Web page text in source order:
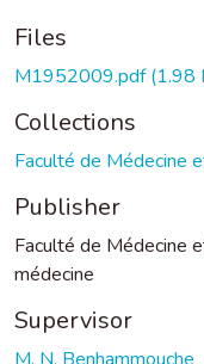
Files
M1952009.pdf(1.98
Collections
Faculté de Médecine
Publisher
Faculté de Médecine
médecine
Supervisor